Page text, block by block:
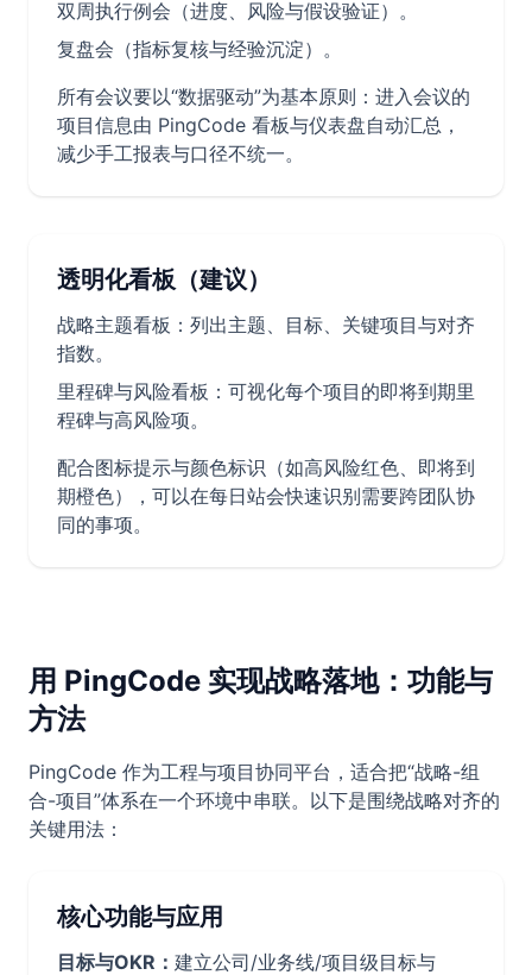
双周执行例会（进度、风险与假设验证）。
复盘会（指标复核与经验沉淀）。
所有会议要以“数据驱动”为基本原则：进入会议的
项目信息由 PingCode 看板与仪表盘自动汇总，
减少手工报表与口径不统一。
透明化看板（建议）
战略主题看板：列出主题、目标、关键项目与对齐
指数。
里程碑与风险看板：可视化每个项目的即将到期里
程碑与高风险项。
配合图标提示与颜色标识（如高风险红色、即将到
期橙色），可以在每日站会快速识别需要跨团队协
同的事项。
用 PingCode 实现战略落地：功能与
方法
PingCode 作为工程与项目协同平台，适合把“战略-组
合-项目”体系在一个环境中串联。以下是围绕战略对齐的
关键用法：
核心功能与应用
目标与OKR： 建立公司/业务线/项目级目标与